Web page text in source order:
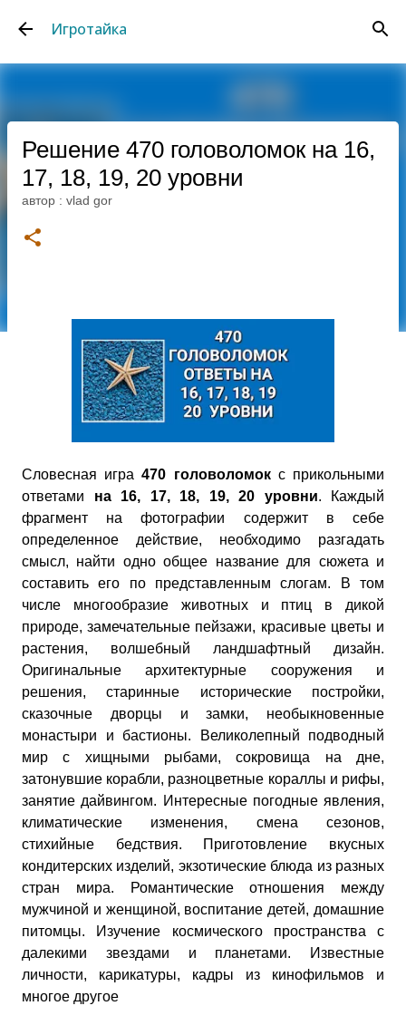
Игротайка
Решение 470 головоломок на 16,
17, 18, 19, 20 уровни
автор : vlad gor
Словесная игра470 головоломокс прикольными
ответами на 16, 17, 18, 19, 20 уровни. Каждый
фрагмент на фотографии содержит в себе
определенное действие, необходимо разгадать
смысл, найти одно общее название для сюжета и
составить его по представленным слогам. В том
числе многообразие животных и птиц в дикой
природе, замечательные пейзажи, красивые цветы и
растения, волшебный ландшафтный дизайн.
Оригинальные архитектурные сооружения и
решения, старинные исторические постройки,
сказочные дворцы и замки, необыкновенные
монастыри и бастионы. Великолепный подводный
мир с хищными рыбами, сокровища на дне,
затонувшие корабли, разноцветные кораллы и рифы,
занятие дайвингом. Интересные погодные явления,
климатические изменения, смена сезонов,
стихийные бедствия. Приготовление вкусных
кондитерских изделий, экзотические блюда из разных
стран мира. Романтические отношения между
мужчиной и женщиной, воспитание детей, домашние
питомцы. Изучение космического пространства с
далекими звездами и планетами. Известные
личности, карикатуры, кадры из кинофильмов и
многое другое